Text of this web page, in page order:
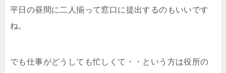
平日の昼間に二人揃って窓口に提出するのもいいです
ね。
でも仕事がどうしても忙しくて・・という方は役所の